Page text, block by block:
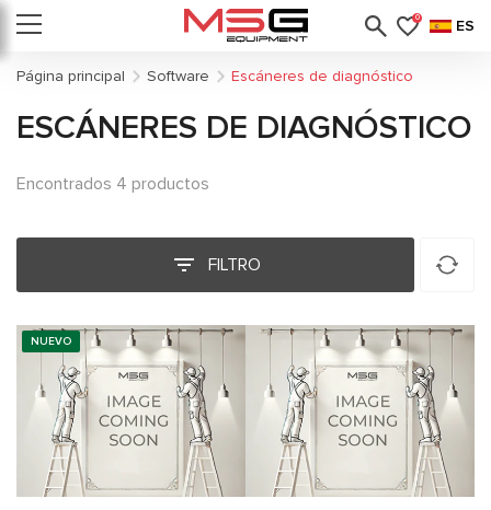
0 ES
Página principal Software Escáneres de diagnóstico
ESCÁNERES DE DIAGNÓSTICO
Encontrados 4 productos
FILTRO
NUEVO